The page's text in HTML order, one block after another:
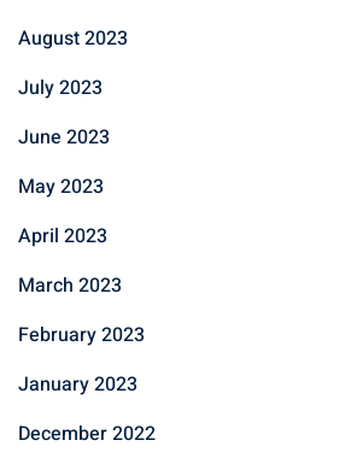
August 2023
July 2023
June 2023
May 2023
April 2023
March 2023
February 2023
January 2023
December 2022